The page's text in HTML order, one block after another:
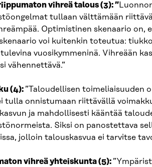
vihreä talous (3): ”
tullaan välttämään
Optimistinen skenaario
voi kuitenkin toteutua:
vuosikymmeninä. Vihreään
vähennettävä.”
(4): ”Taloudellisen toimeliaisuuden
tulla onnistumaan riittävällä
ja mahdollisesti kääntää
Siksi on panostettava
jolloin talouskasvua ei tarvitse
vihreä yhteiskunta (5):